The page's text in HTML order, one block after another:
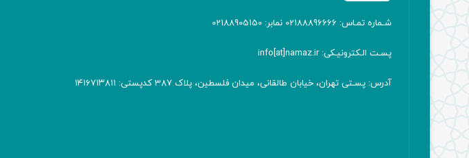
شـماره تمـاس: 02188896666 نمابر: 02188905150
پسـت الـکترونیـکی: info[at]namaz.ir
آدرس: پسـتی تهران، خیابان طالقانی، میدان فلسطین، پلاک 387 کدپستی: ۱۴۱۶۷۱۳۸۱۱